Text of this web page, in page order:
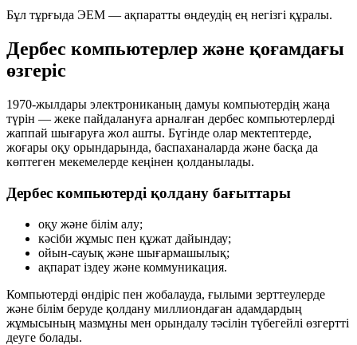
Бұл тұрғыда ЭЕМ — ақпаратты өңдеудің ең негізгі құралы.
Дербес компьютерлер және қоғамдағы
өзгеріс
1970-жылдары электрониканың дамуы компьютердің жаңа
түрін — жеке пайдалануға арналған дербес компьютерлерді
жаппай шығаруға жол ашты. Бүгінде олар мектептерде,
жоғары оқу орындарында, баспаханаларда және басқа да
көптеген мекемелерде кеңінен қолданылады.
Дербес компьютерді қолдану бағыттары
оқу және білім алу;
кәсіби жұмыс пен құжат дайындау;
ойын-сауық және шығармашылық;
ақпарат іздеу және коммуникация.
Компьютерді өндіріс пен жобалауда, ғылыми зерттеулерде
және білім беруде қолдану миллиондаған адамдардың
жұмысының мазмұны мен орындалу тәсілін түбегейлі өзгертті
деуге болады.